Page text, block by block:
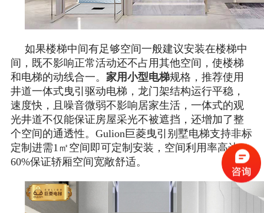
如果楼梯中间有足够空间一般建议安装在楼梯中
间，既不影响正常活动还不占用其他空间，使楼梯
和电梯的动线合一。 家用小型电梯规格，推荐使用
井道一体式曳引驱动电梯，龙门架结构运行平稳，
速度快，且噪音微弱不影响居家生活，一体式的观
光井道不仅能保证房屋采光不被遮挡，还增加了整
个空间的通透性。Gulion巨菱曳引别墅电梯支持非标
定制进需1㎡空间即可定制安装，空间利用率高达
60%保证轿厢空间宽敞舒适。